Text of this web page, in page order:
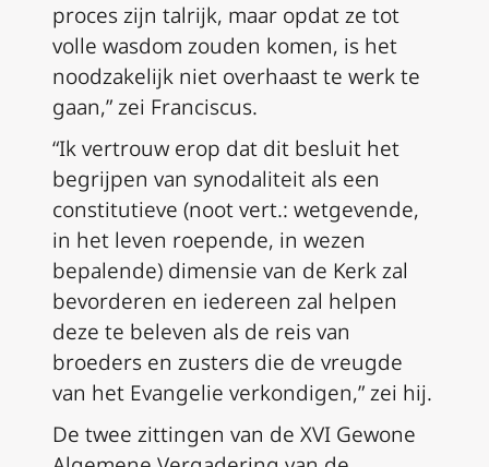
proces zijn talrijk, maar opdat ze tot
volle wasdom zouden komen, is het
noodzakelijk niet overhaast te werk te
gaan,” zei Franciscus.
“Ik vertrouw erop dat dit besluit het
begrijpen van synodaliteit als een
constitutieve (noot vert.: wetgevende,
in het leven roepende, in wezen
bepalende) dimensie van de Kerk zal
bevorderen en iedereen zal helpen
deze te beleven als de reis van
broeders en zusters die de vreugde
van het Evangelie verkondigen,” zei hij.
De twee zittingen van de XVI Gewone